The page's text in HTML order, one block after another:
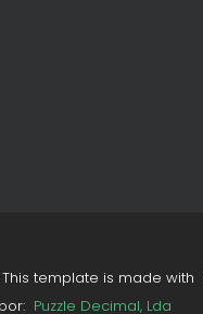
template is made with
Puzzle Decimal, Lda